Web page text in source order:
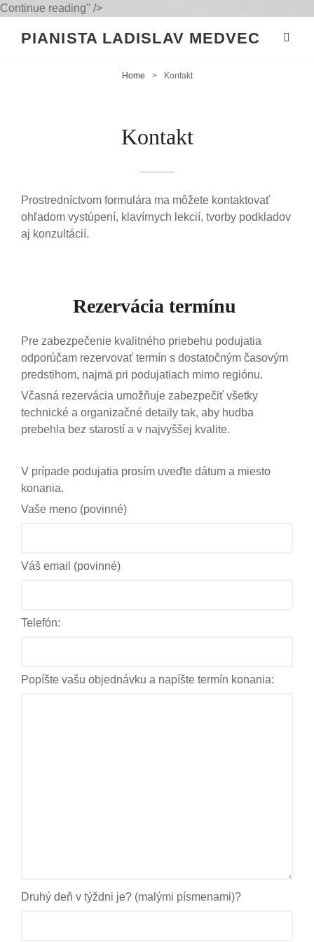
Continue readingKontakt
" />
PIANISTA LADISLAV MEDVEC
Home > Kontakt
Kontakt
Prostredníctvom formulára ma môžete kontaktovať
ohľadom vystúpení, klavírnych lekcií, tvorby podkladov
aj konzultácií.
Rezervácia termínu
Pre zabezpečenie kvalitného priebehu podujatia
odporúčam rezervovať termín s dostatočným časovým
predstihom, najmä pri podujatiach mimo regiónu.
Včasná rezervácia umožňuje zabezpečiť všetky
technické a organizačné detaily tak, aby hudba
prebehla bez starostí a v najvyššej kvalite.
V prípade podujatia prosím uveďte dátum a miesto
konania.
Vaše meno (povinné)
Váš email (povinné)
Telefón:
Popíšte vašu objednávku a napíšte termín konania:
Druhý deň v týždni je? (malými písmenami)?